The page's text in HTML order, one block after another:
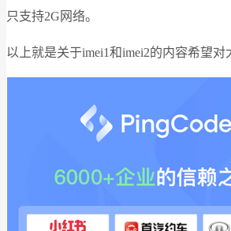
只支持2G网络。
以上就是关于imei1和imei2的内容希望对